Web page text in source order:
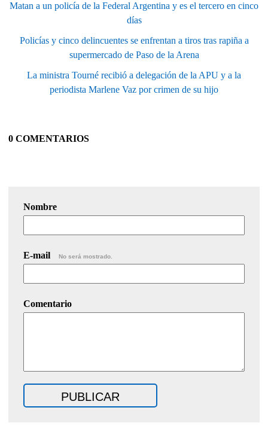
Matan a un policía de la Federal Argentina y es el tercero en cinco
días
Policías y cinco delincuentes se enfrentan a tiros tras rapiña a
supermercado de Paso de la Arena
La ministra Tourné recibió a delegación de la APU y a la
periodista Marlene Vaz por crimen de su hijo
0 COMENTARIOS
Nombre
E-mail No será mostrado.
Comentario